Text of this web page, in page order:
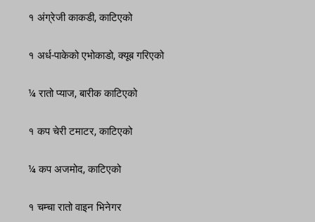
१ अंग्रेजी काकडी, काटिएको
१ अर्ध-पाकेको एभोकाडो, क्यूब गरिएको
¼ रातो प्याज, बारीक काटिएको
१ कप चेरी टमाटर, काटिएको
¼ कप अजमोद, काटिएको
१ चम्चा रातो वाइन भिनेगर